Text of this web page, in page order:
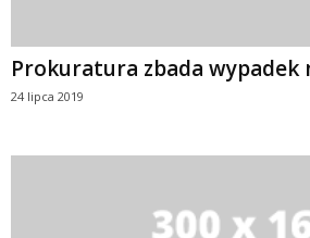
Prokuratura zbada wypadek
24 lipca 2019